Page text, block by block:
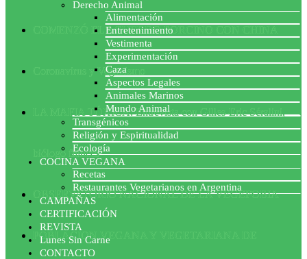
COMENZÓ EL ACUERDO PORCINO CON CHINA
Coronavirus y Veganismo
LA MAFIA TÓXICA: Entrevista con Gilles-Eric Séralini,
biólogo francés
OBSERVATORIO NACIONAL DE LA VEGEFOBIA
POBLACION VEGANA Y VEGETARIANA DE
Derecho Animal
Alimentación
Entretenimiento
Vestimenta
Experimentación
Caza
Aspectos Legales
Animales Marinos
Mundo Animal
Transgénicos
Religión y Espiritualidad
Ecología
COCINA VEGANA
Recetas
Restaurantes Vegetarianos en Argentina
CAMPAÑAS
CERTIFICACIÓN
REVISTA
Lunes Sin Carne
CONTACTO